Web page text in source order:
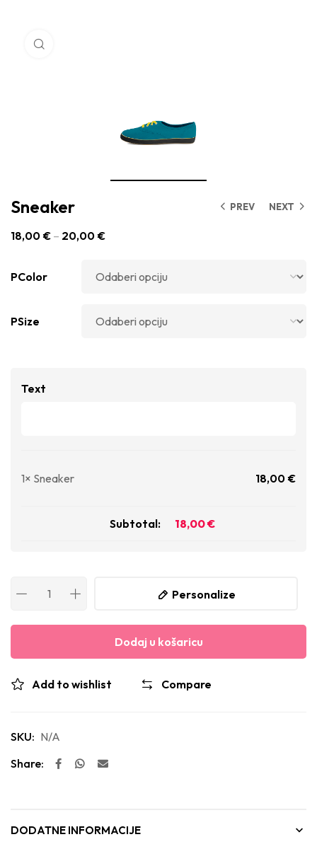
PREV NEXT
Sneaker
18,00 € – 20,00 €
PColor
PSize
Text
1× Sneaker 18,00 €
Subtotal: 18,00€
Personalize
Dodaj u košaricu
Add to wishlist Compare
SKU: N/A
Share:
DODATNE INFORMACIJE